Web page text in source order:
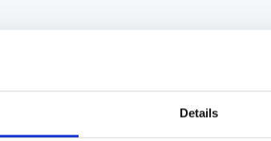
Details